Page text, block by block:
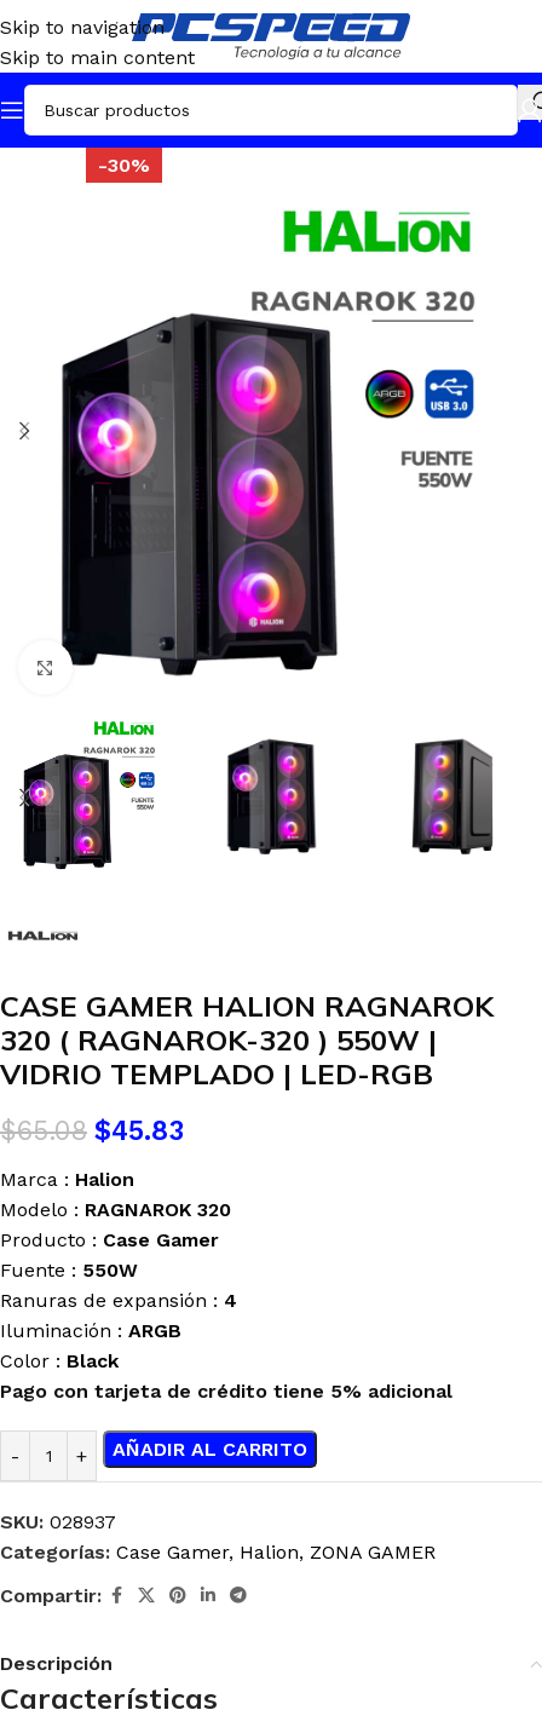
Skip to navigation
Skip to main content
-30%
Clic para agrandar
CASE GAMER HALION RAGNAROK
320 ( RAGNAROK-320 ) 550W |
VIDRIO TEMPLADO | LED-RGB
$65.08 $45.83
Marca : Halion
Modelo : RAGNAROK 320
Producto : Case Gamer
Fuente : 550W
Ranuras de expansión : 4
Iluminación : ARGB
Color : Black
Pago con tarjeta de crédito tiene 5% adicional
AÑADIR AL CARRITO
SKU: 028937
Categorías: Case Gamer, Halion, ZONA GAMER
Compartir:
Descripción
Características